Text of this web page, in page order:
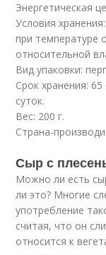
Энергетическая
Условия
при температуре
относительной
Вид упаковки:
Срок хранения:
суток.
Вес: 200 г.
Страна-
Сыр с
Можно ли есть
ли это? Многие
употребление
считая, что он
относится к